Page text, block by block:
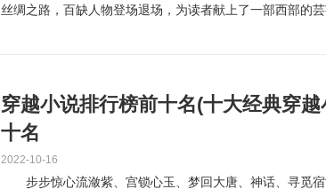
丝绸之路，百缺人物登场退场，为读者献上了一部西部
穿越小说排行榜前十名(十大经典穿
十名
2022-10-16
步步惊心流潋紫、宫锁心玉、梦回大唐、神话、寻觅